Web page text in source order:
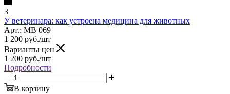
3
У ветеринара: как устроена медицина для животных
Арт.: МВ 069
1 200 руб./шт
Варианты цен
1 200 руб./шт
Подробности
В корзину